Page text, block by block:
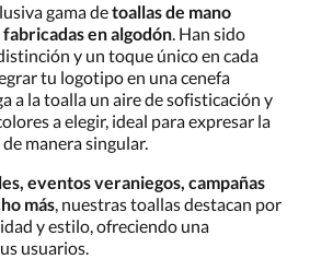
gama detoallas de mano
en algodón. Han sido
y un toque único en cada
tu logotipo en una cenefa
a la toalla un aire de sofisticación y
a elegir, ideal para expresar la
manera singular.
eventos veraniegos, campañas
más, nuestras toallas destacan por
y estilo, ofreciendo una
usuarios.